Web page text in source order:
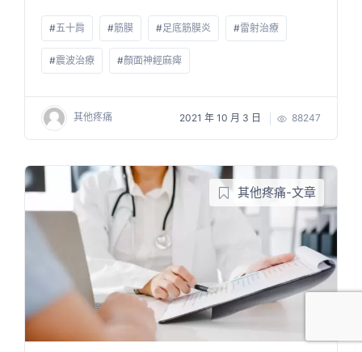
#五十肩 #筋膜 #足底筋膜炎 #雷射治療
#震波治療 #顏面神經麻痺
其他疼痛 2021 年 10 月 3 日 88247
其他疼痛-文章